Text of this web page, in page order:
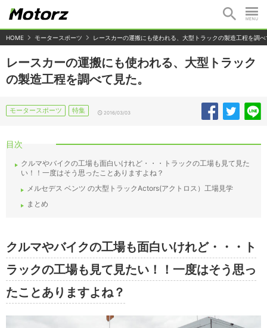
HOME モータースポーツ レースカーの運搬にも使われる、大型トラックの製造工程を調
レースカーの運搬にも使われる、大型トラック
の製造工程を調べて見た。
モータースポーツ 特集 2016/03/03
目次
クルマやバイクの工場も面白いけれど・・・トラックの工場も見て見た
い！！一度はそう思ったことありますよね？
メルセデス ベンツ の大型トラックActors(アクトロス）工場見学
まとめ
クルマやバイクの工場も面白いけれど・・・ト
ラックの工場も見て見たい！！一度はそう思っ
たことありますよね？